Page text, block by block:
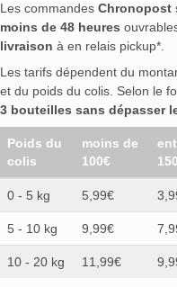
Les commandes Chronopost
moins de 48 heures
livraison à en relais pickup*.
Les tarifs dépendent du
et du poids du colis. Selon le
3 bouteilles sans dépasser
Poids du
colis
moins de
100€
0 - 5 kg 5,99€
5 - 10 kg 9,99€
10 - 20 kg 11,99€